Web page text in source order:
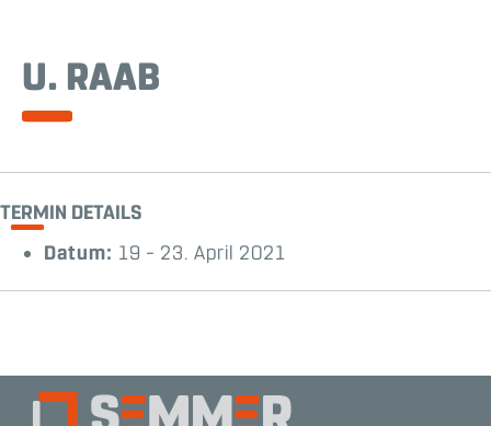
U. RAAB
TERMIN DETAILS
Datum: 19 – 23. April 2021